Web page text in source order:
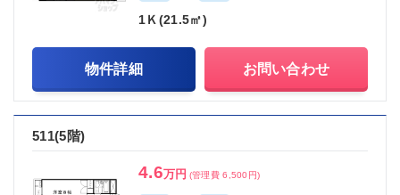
1Ｋ(21.5㎡)
物件詳細 お問い合わせ
511(5階)
4.6万円 (管理費 6,500円)